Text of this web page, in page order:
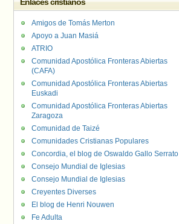
Amigos de Tomás Merton
Apoyo a Juan Masiá
ATRIO
Comunidad Apostólica Fronteras Abiertas
(CAFA)
Comunidad Apostólica Fronteras Abiertas
Euskadi
Comunidad Apostólica Fronteras Abiertas
Zaragoza
Comunidad de Taizé
Comunidades Cristianas Populares
Concordia, el blog de Oswaldo Gallo Serrato
Consejo Mundial de Iglesias
Consejo Mundial de Iglesias
Creyentes Diverses
El blog de Henri Nouwen
Fe Adulta